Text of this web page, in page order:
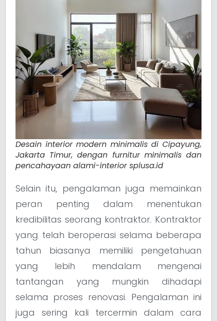
Desain interior modern minimalis di Cipayung,
Jakarta Timur, dengan furnitur minimalis dan
pencahayaan alami-interior splusa.id
Selain itu, pengalaman juga memainkan
peran penting dalam menentukan
kredibilitas seorang kontraktor. Kontraktor
yang telah beroperasi selama beberapa
tahun biasanya memiliki pengetahuan
yang lebih mendalam mengenai
tantangan yang mungkin dihadapi
selama proses renovasi. Pengalaman ini
juga sering kali tercermin dalam cara